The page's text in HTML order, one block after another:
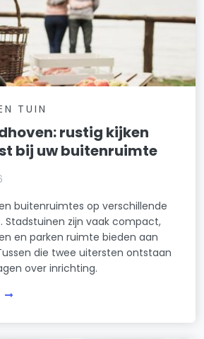
TUIN
rustig kijken
bij uw buitenruimte
buitenruimtes op verschillende
Stadstuinen zijn vaak compact,
en parken ruimte bieden aan
die twee uitersten ontstaan
over inrichting.